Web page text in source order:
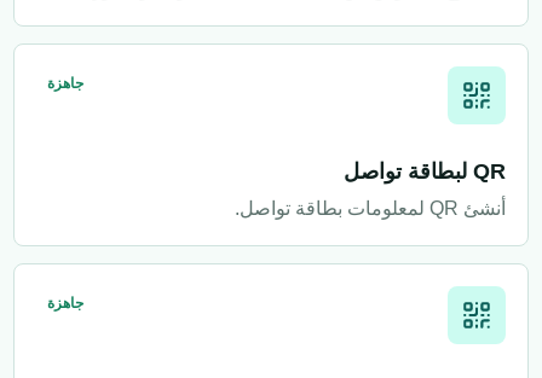
جاهزة
QR لبطاقة تواصل
أنشئ QR لمعلومات بطاقة تواصل.
جاهزة